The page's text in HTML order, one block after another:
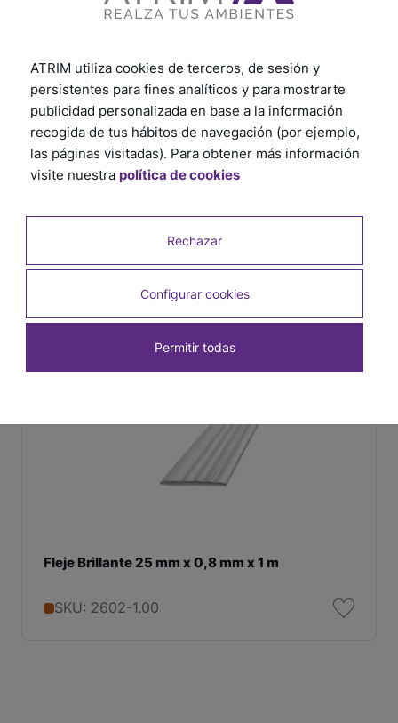
Fleje Brillante 25 mm x 0,8 mm x 1 m
SKU: 2602-1.00
ATRIM utiliza cookies de terceros, de sesión y
persistentes para fines analíticos y para mostrarte
publicidad personalizada en base a la información
recogida de tus hábitos de navegación (por ejemplo,
las páginas visitadas). Para obtener más información
visite nuestra política de cookies
Rechazar
Configurar cookies
Permitir todas